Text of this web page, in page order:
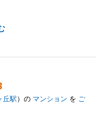
ニケーションを取る
引渡しを迎えること
ます。
丘駅）の マンション を ご